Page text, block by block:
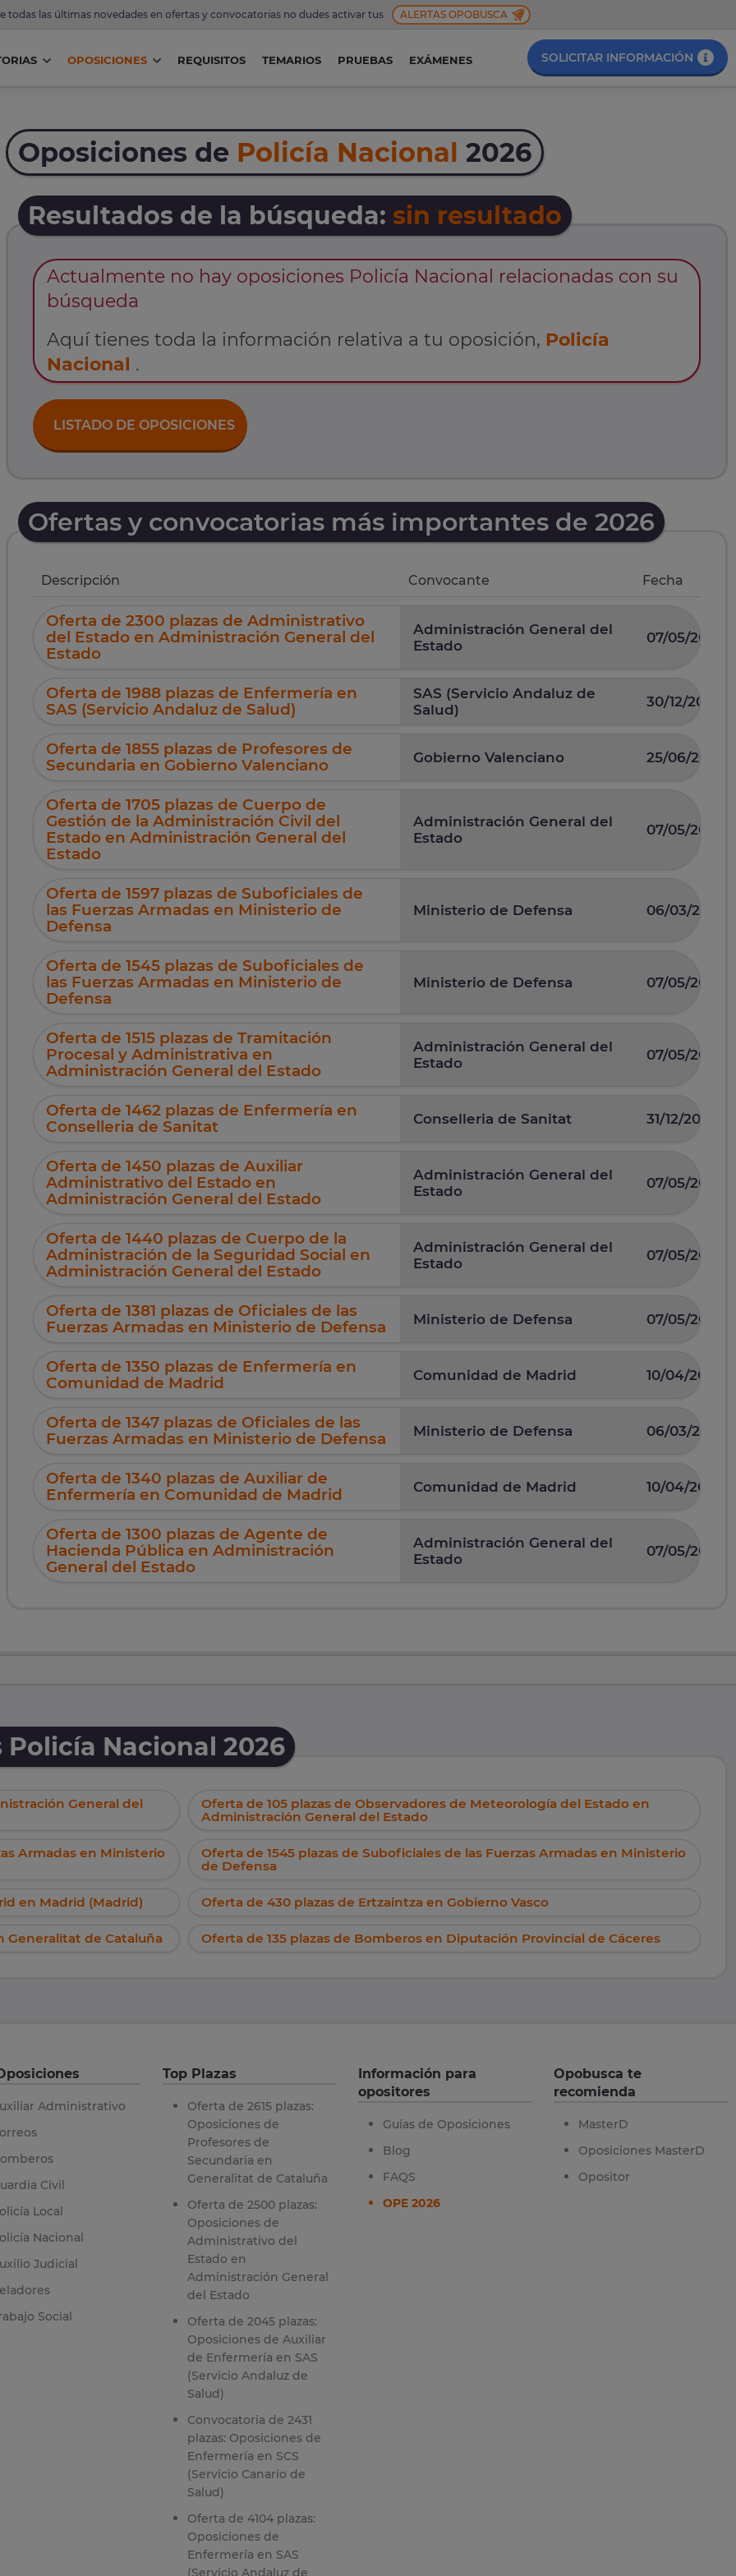
todas las últimas novedades en ofertas y convocatorias no dudes activar tus ALERTAS OPOBUSCA
OPOSICIONES REQUISITOS TEMARIOS PRUEBAS EXÁMENES SOLICITAR INFORMACIÓN
Oposiciones de Policía Nacional 2026
Resultados de la búsqueda: sin resultado
Actualmente no hay oposiciones Policía Nacional relacionadas con su
búsqueda
Aquí tienes toda la información relativa a tu oposición, Policía
Nacional .
LISTADO DE OPOSICIONES
Ofertas y convocatorias más importantes de 2026
Descripción Convocante Fecha
Oferta de 2300 plazas de Administrativo
del Estado en Administración General del
Estado
Administración General del
Estado
07/05/2026
Oferta de 1988 plazas de Enfermería en
SAS (Servicio Andaluz de Salud)
SAS (Servicio Andaluz de
Salud)
30/12/2025
Oferta de 1855 plazas de Profesores de
Secundaria en Gobierno Valenciano
Gobierno Valenciano 25/06/2026
Oferta de 1705 plazas de Cuerpo de
Gestión de la Administración Civil del
Estado en Administración General del
Estado
Administración General del
Estado
07/05/2026
Oferta de 1597 plazas de Suboficiales de
las Fuerzas Armadas en Ministerio de
Defensa
Ministerio de Defensa 06/03/2026
Oferta de 1545 plazas de Suboficiales de
las Fuerzas Armadas en Ministerio de
Defensa
Ministerio de Defensa 07/05/2025
Oferta de 1515 plazas de Tramitación
Procesal y Administrativa en
Administración General del Estado
Administración General del
Estado
07/05/2026
Oferta de 1462 plazas de Enfermería en
Conselleria de Sanitat
Conselleria de Sanitat 31/12/2025
Oferta de 1450 plazas de Auxiliar
Administrativo del Estado en
Administración General del Estado
Administración General del
Estado
07/05/2026
Oferta de 1440 plazas de Cuerpo de la
Administración de la Seguridad Social en
Administración General del Estado
Administración General del
Estado
07/05/2026
Oferta de 1381 plazas de Oficiales de las
Fuerzas Armadas en Ministerio de Defensa
Ministerio de Defensa 07/05/2025
Oferta de 1350 plazas de Enfermería en
Comunidad de Madrid
Comunidad de Madrid 10/04/2025
Oferta de 1347 plazas de Oficiales de las
Fuerzas Armadas en Ministerio de Defensa
Ministerio de Defensa 06/03/2026
Oferta de 1340 plazas de Auxiliar de
Enfermería en Comunidad de Madrid
Comunidad de Madrid 10/04/2025
Oferta de 1300 plazas de Agente de
Hacienda Pública en Administración
General del Estado
Administración General del
Estado
07/05/2026
Nacional 2026
General del
Oferta de 105 plazas de Observadores de Meteorología del Estado en
Administración General del Estado
Armadas en Ministerio
Oferta de 1545 plazas de Suboficiales de las Fuerzas Armadas en Ministerio
de Defensa
en Madrid (Madrid) Oferta de 430 plazas de Ertzaintza en Gobierno Vasco
Generalitat de Cataluña Oferta de 135 plazas de Bomberos en Diputación Provincial de Cáceres
Administrativo
Civil
Local
Nacional
Judicial
Social
Top Plazas
Oferta de 2615 plazas:
Oposiciones de
Profesores de
Secundaria en
Generalitat de Cataluña
Oferta de 2500 plazas:
Oposiciones de
Administrativo del
Estado en
Administración General
del Estado
Oferta de 2045 plazas:
Oposiciones de Auxiliar
de Enfermería en SAS
(Servicio Andaluz de
Salud)
Convocatoria de 2431
plazas: Oposiciones de
Enfermería en SCS
(Servicio Canario de
Salud)
Oferta de 4104 plazas:
Oposiciones de
Enfermería en SAS
(Servicio Andaluz de
Información para
opositores
Guías de Oposiciones
Blog
FAQS
OPE 2026
Opobusca te
recomienda
MasterD
Oposiciones MasterD
Opositor